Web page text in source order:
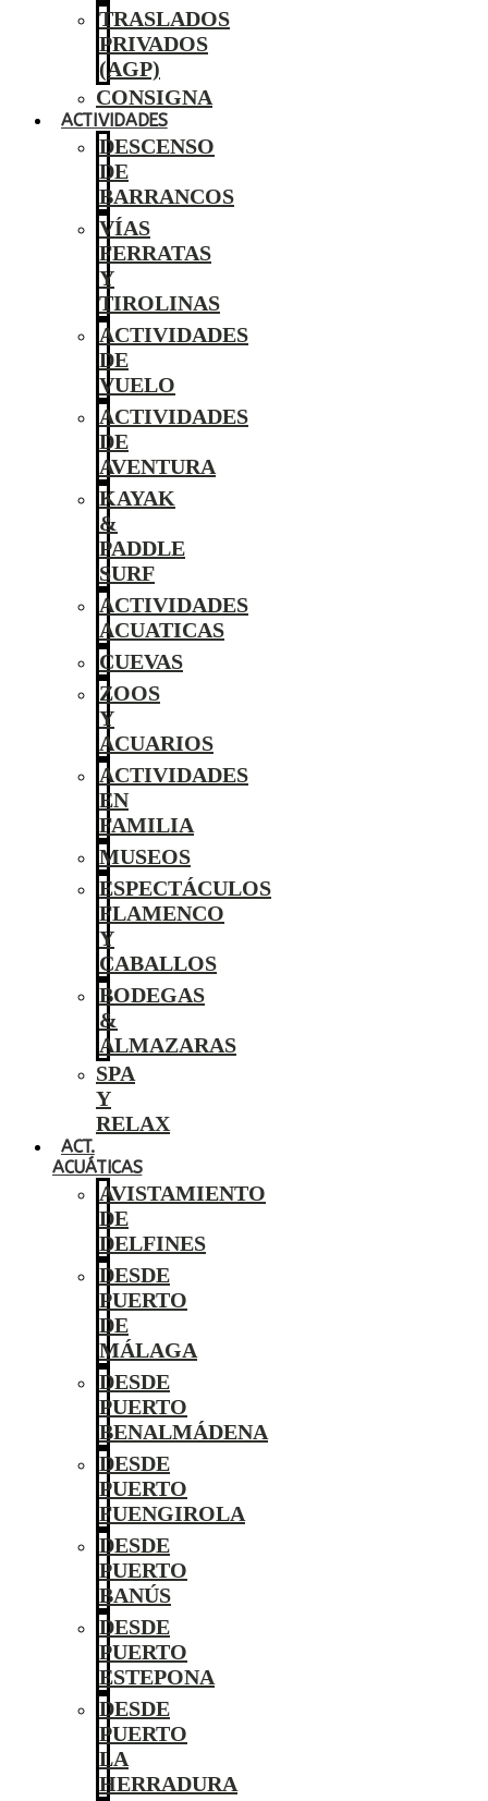
TRASLADOS
PRIVADOS
(AGP)
CONSIGNA
ACTIVIDADES
DESCENSO
DE
BARRANCOS
VÍAS
FERRATAS
Y
TIROLINAS
ACTIVIDADES
DE
VUELO
ACTIVIDADES
DE
AVENTURA
KAYAK
&
PADDLE
SURF
ACTIVIDADES
ACUATICAS
CUEVAS
ZOOS
Y
ACUARIOS
ACTIVIDADES
EN
FAMILIA
MUSEOS
ESPECTÁCULOS
FLAMENCO
Y
CABALLOS
BODEGAS
&
ALMAZARAS
SPA
Y
RELAX
ACT.
ACUÁTICAS
AVISTAMIENTO
DE
DELFINES
DESDE
PUERTO
DE
MÁLAGA
DESDE
PUERTO
BENALMÁDENA
DESDE
PUERTO
FUENGIROLA
DESDE
PUERTO
BANÚS
DESDE
PUERTO
ESTEPONA
DESDE
PUERTO
LA
HERRADURA